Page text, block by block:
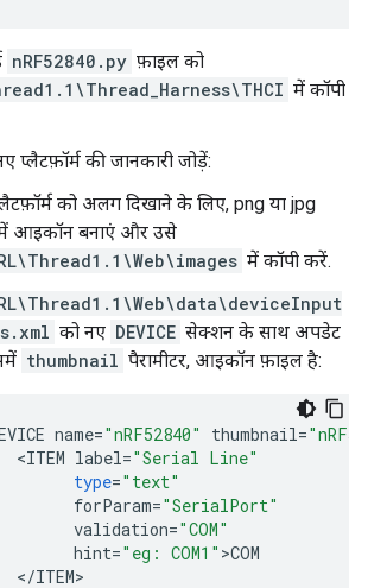
nRF52840.py फ़ाइल को
में कॉपी
प्लैटफ़ॉर्म की जानकारी जोड़ें:
को अलग दिखाने के लिए, png या jpg
में आइकॉन बनाएं और उसे
में कॉपी करें.
को नए DEVICE सेक्शन के साथ अपडेट
thumbnail पैरामीटर, आइकॉन फ़ाइल है:
name="nRF52840" thumbnail=
<ITEM label="Serial Line"
type="text"
forParam="SerialPort"
validation="COM"
hint="eg: COM1" >COM
</ITEM